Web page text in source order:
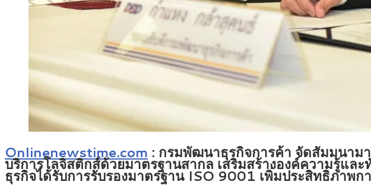
Onlinenewstime.com : กรมพัฒนาธุรกิจการค้า จัดสัมมนา
บริการโลจิสติกส์ด้วยมาตรฐานสากล เสริมสร้างองค์ความรู้แล
ธุรกิจได้รับการรับรองมาตรฐาน ISO 9001 เพิ่มประสิทธิภาพ